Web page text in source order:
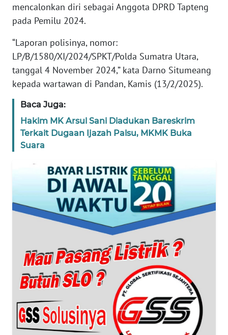
mencalonkan diri sebagai Anggota DPRD Tapteng
pada Pemilu 2024.
“Laporan polisinya, nomor:
LP/B/1580/XI/2024/SPKT/Polda Sumatra Utara,
tanggal 4 November 2024,” kata Darno Situmeang
kepada wartawan di Pandan, Kamis (13/2/2025).
Baca Juga:
Hakim MK Arsul Sani Diadukan Bareskrim
Terkait Dugaan Ijazah Palsu, MKMK Buka
Suara
JABAR
WN
BANTEN
WN
NTT
WN
KEPRI
PAPUA
PAPUA
BARAT
RIAU
WN
SERAMBI
WN
JAMBI